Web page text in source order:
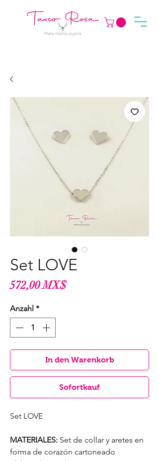
Set LOVE
572,00 MX$Preis
Anzahl *
In den Warenkorb
Sofortkauf
Set LOVE
MATERIALES: Set de collar y aretes en
forma de corazón cartoneado